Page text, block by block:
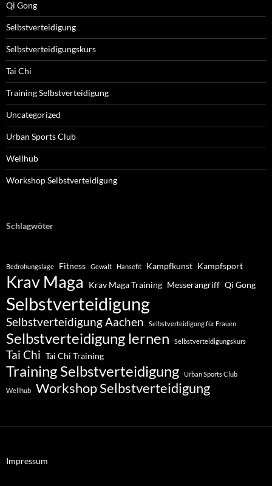
Qi Gong
Selbstverteidigung
Selbstverteidigungskurs
Tai Chi
Training Selbstverteidigung
Uncategorized
Urban Sports Club
Wellhub
Workshop Selbstverteidigung
Schlagwöter
Bedrohungslage Fitness Gewalt Hansefit Kampfkunst Kampfsport
Krav Maga Krav Maga Training Messerangriff Qi Gong
Selbstverteidigung
Selbstverteidigung Aachen Selbstverteidigung für Frauen
Selbstverteidigung lernen Selbstverteidigungskurs
Tai Chi Tai Chi Training
Training Selbstverteidigung Urban Sports Club
Wellhub Workshop Selbstverteidigung
Impressum